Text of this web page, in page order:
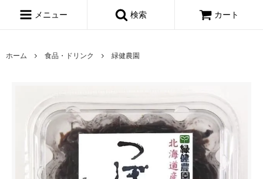
メニュー 検索 カート
ホーム 食品・ドリンク 緑健農園